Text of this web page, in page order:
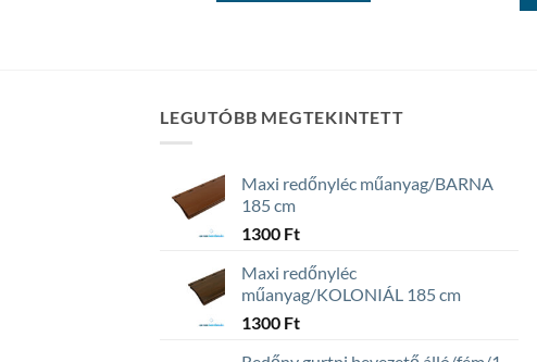
LEGUTÓBB MEGTEKINTETT
Maxi redőnyléc műanyag/BARNA
185 cm
1300 Ft
Maxi redőnyléc
műanyag/KOLONIÁL 185 cm
1300 Ft